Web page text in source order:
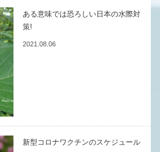
ある意味では恐ろしい日本の水際対
策!
2021.08.06
新型コロナワクチンのスケジュール